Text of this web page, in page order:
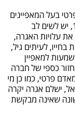
בעל המאפיינים
המתאימים נכון ליום 11.10.2013 הנה 130$, יש לשים לב
עלויות האגרה,
קודמות בחייו, לעיתים גיל,
למאפיין
כספי של חברה
פרטי, כמו כן מי
ישלם אגרה יקרה
ראשונה שאינה מבקשת